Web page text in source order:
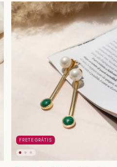
FRETE GRÁTIS